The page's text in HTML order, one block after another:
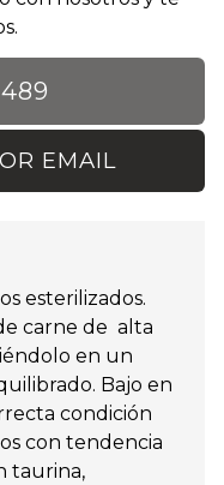
EMAIL
esterilizados.
carne de alta
en un
Bajo en
condición
con tendencia
taurina,